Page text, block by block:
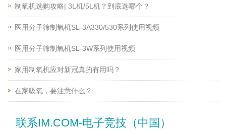
制氧机选购攻略| 3L机/5L机？到底选哪个？
医用分子筛制氧机SL-3A330/530系列使用视频
医用分子筛制氧机SL-3W系列使用视频
家用制氧机应对新冠真的有用吗？
在家吸氧，要注意什么？
联系IM.COM-电子竞技（中国）